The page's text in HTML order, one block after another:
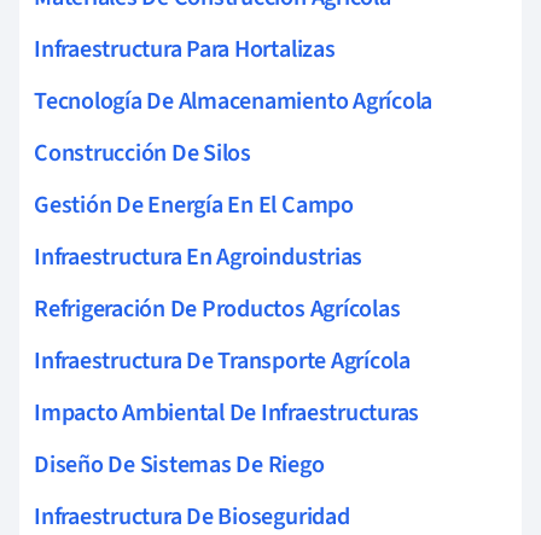
Infraestructura Para Hortalizas
Tecnología De Almacenamiento Agrícola
Construcción De Silos
Gestión De Energía En El Campo
Infraestructura En Agroindustrias
Refrigeración De Productos Agrícolas
Infraestructura De Transporte Agrícola
Impacto Ambiental De Infraestructuras
Diseño De Sistemas De Riego
Infraestructura De Bioseguridad